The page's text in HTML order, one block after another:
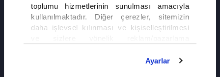
toplumu hizmetlerinin sunulması amacıyla
kullanılmaktadır. Diğer çerezler, sitemizin
daha işlevsel kılınması ve kişiselleştirilmesi
olarak açık rızanız dahilinde kullanılacaktır.
Ayarlar